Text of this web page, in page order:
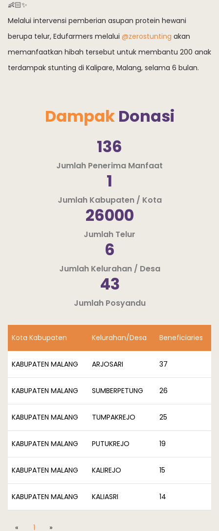
👶🏻✨
Melalui intervensi pemberian asupan protein hewani
berupa telur, Edufarmers melalui @zerostunting akan
memanfaatkan hibah tersebut untuk membantu 200 anak
terdampak stunting di Kalipare, Malang, selama 6 bulan.
Dampak Donasi
136
Jumlah Penerima Manfaat
1
Jumlah Kabupaten / Kota
26000
Jumlah Telur
6
Jumlah Kelurahan / Desa
43
Jumlah Posyandu
Kota Kabupaten Kelurahan/Desa Beneficiaries
KABUPATEN MALANG ARJOSARI 37
KABUPATEN MALANG SUMBERPETUNG 26
KABUPATEN MALANG TUMPAKREJO 25
KABUPATEN MALANG PUTUKREJO 19
KABUPATEN MALANG KALIREJO 15
KABUPATEN MALANG KALIASRI 14
« 1 »